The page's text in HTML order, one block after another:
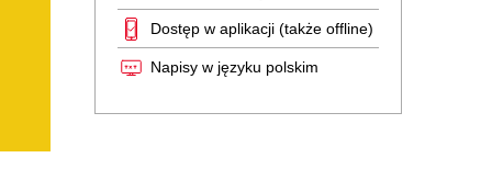
Dostęp w aplikacji (także offline)
Napisy w języku polskim